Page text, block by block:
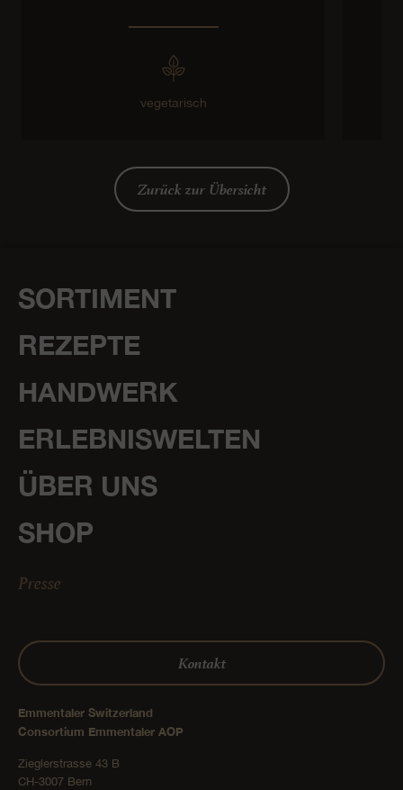
vegetarisch
Zurück zur Übersicht
SORTIMENT
REZEPTE
HANDWERK
ERLEBNISWELTEN
ÜBER UNS
SHOP
Presse
Kontakt
Emmentaler Switzerland
Consortium Emmentaler AOP
Zieglerstrasse 43 B
CH-3007 Bern